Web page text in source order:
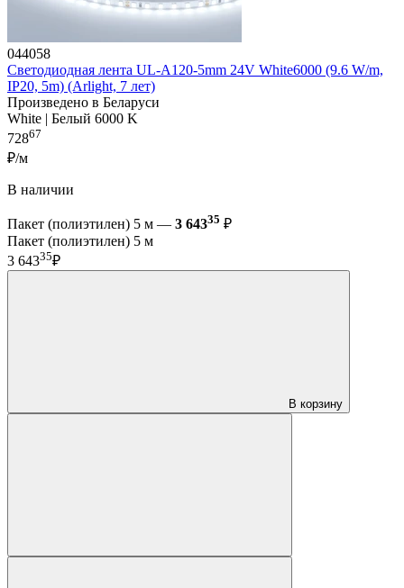
044058
Светодиодная лента UL-A120-5mm 24V White6000 (9.6 W/m,
IP20, 5m) (Arlight, 7 лет)
Произведено в Беларуси
White | Белый 6000 K
72867
₽/м
В наличии
Пакет (полиэтилен) 5 м — 3 64335 ₽
Пакет (полиэтилен) 5 м
3 64335₽
В корзину